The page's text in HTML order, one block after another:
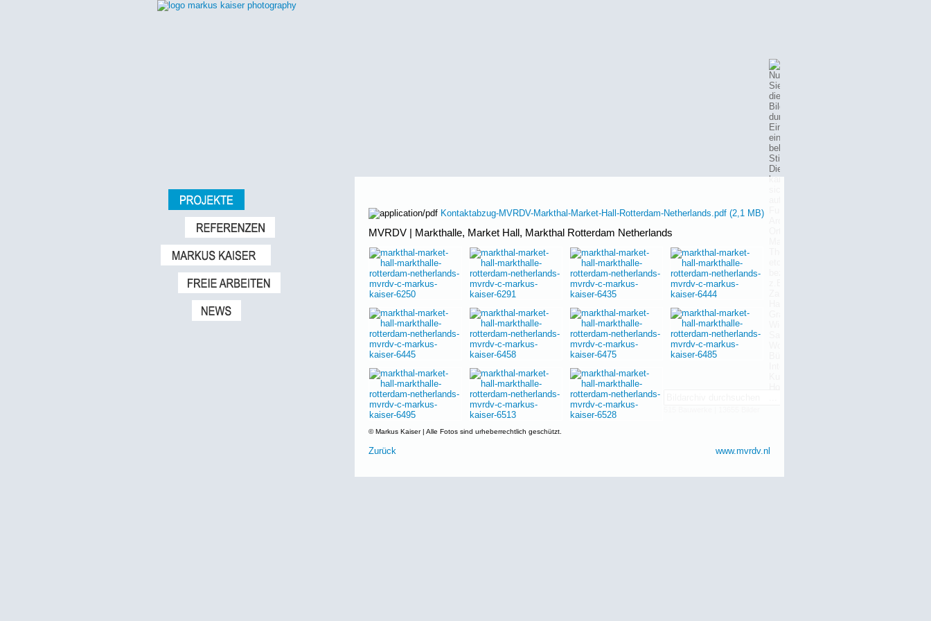
Kontaktabzug-MVRDV-Markthal-Market-Hall-Rotterdam-Netherlands.pdf (2,1 MB)
MVRDV | Markthalle, Market Hall, Markthal Rotterdam Netherlands
© Markus Kaiser | Alle Fotos sind urheberrechtlich geschützt.
Zurück www.mvrdv.nl